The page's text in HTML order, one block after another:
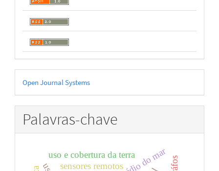
Desenvolvido
por
Open Journal Systems
Palavras-chave
uso e cobertura da terra
sensores remotos